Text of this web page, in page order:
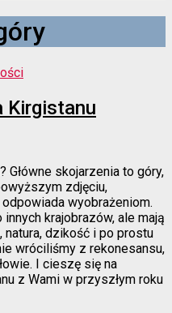
Kirgistanu
skojarzenia to góry,
zdjęciu,
wyobrażeniom.
krajobrazów, ale mają
dzikość i po prostu
wróciliśmy z rekonesansu,
I cieszę się na
z Wami w przyszłym roku